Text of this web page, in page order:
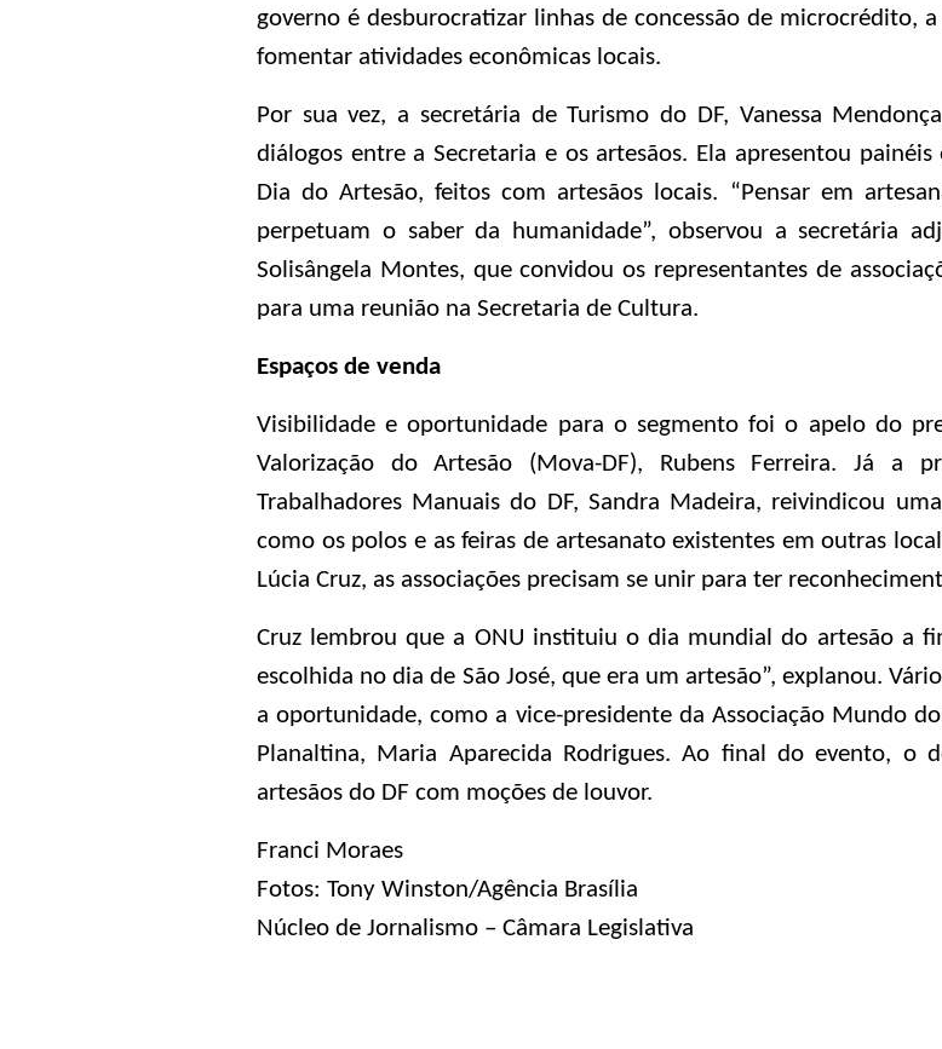
governo é desburocratizar linhas de concessão de microcrédito,
fomentar atividades econômicas locais.
Por sua vez, a secretária de Turismo do DF, Vanessa
diálogos entre a Secretaria e os artesãos. Ela apresentou
Dia do Artesão, feitos com artesãos locais.
“Pensar em
perpetuam o saber da humanidade”, observou a secretária
Solisângela Montes, que convidou os representantes de
para uma reunião na Secretaria de Cultura.
Espaços de venda
Visibilidade e oportunidade para o segmento foi o apelo do
Valorização do Artesão (Mova-DF), Rubens Ferreira.
Já a
Trabalhadores Manuais do DF, Sandra Madeira, reivindicou
como os polos e as feiras de artesanato existentes em outras
Lúcia Cruz, as associações precisam se unir para ter
Cruz lembrou que a ONU instituiu o dia mundial do artesão a
escolhida no dia de São José, que era um artesão”, explanou.
a oportunidade, como a vice-presidente da Associação Mundo
Planaltina, Maria Aparecida Rodrigues. Ao final do evento, o
artesãos do DF com moções de louvor.
Franci Moraes
Fotos: Tony Winston/Agência Brasília
Núcleo de Jornalismo – Câmara Legislativa